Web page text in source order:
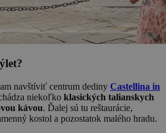
navštíviť centrum dediny Castellina in
niekoľko klasických talianskych
kávou. Ďalej sú tu reštaurácie,
kostol a pozostatok malého hradu.